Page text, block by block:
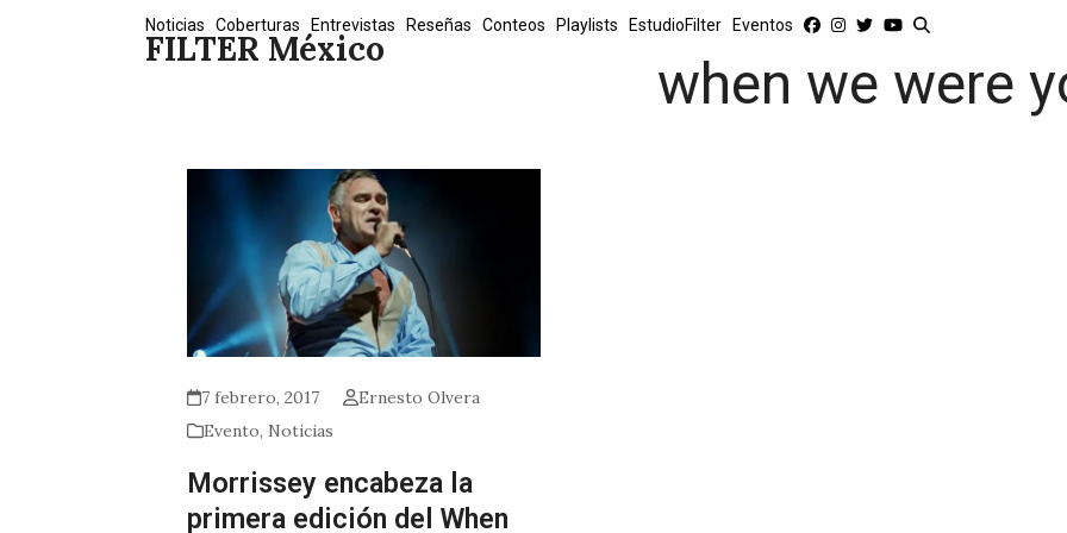
FILTER México
Noticias Coberturas Entrevistas Reseñas Conteos Playlists EstudioFilter Eventos
when we were
7 febrero, 2017
Ernesto Olvera
Evento, Noticias
Morrissey encabeza la
primera edición del When